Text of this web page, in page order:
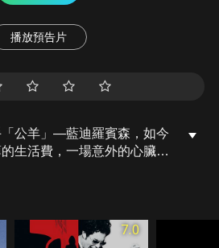
播放預告片
公羊」—藍迪羅賓森，如今
生活費，一場意外的心臟病
職業摔角場更讓他嚮往，他
用盡生命的力量完成最後一
7.0